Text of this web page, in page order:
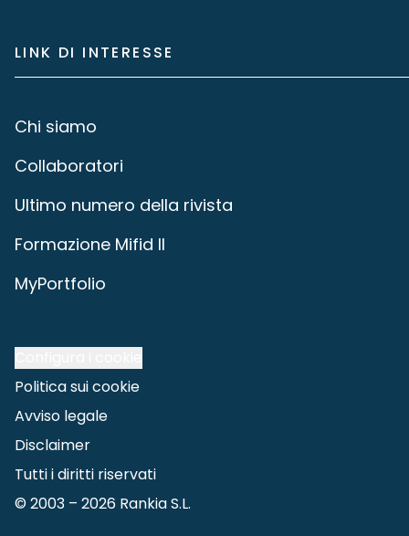
LINK DI INTERESSE
Chi siamo
Collaboratori
Ultimo numero della rivista
Formazione Mifid II
MyPortfolio
Politica sui cookie
Avviso legale
Disclaimer
Tutti i diritti riservati
© 2003 – 2026 Rankia S.L.